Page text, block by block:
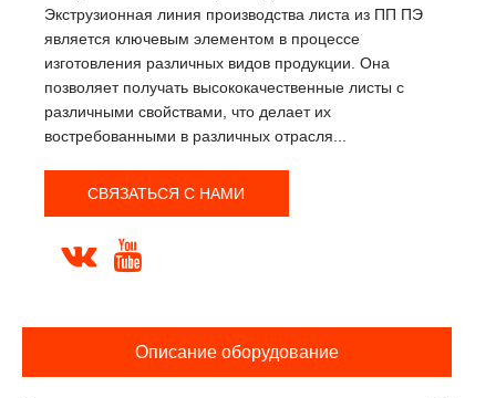
Экструзионная линия производства листа из ПП ПЭ
является ключевым элементом в процессе
изготовления различных видов продукции. Она
позволяет получать высококачественные листы с
различными свойствами, что делает их
востребованными в различных отрасля...
СВЯЗАТЬСЯ С НАМИ
 
Описание оборудование